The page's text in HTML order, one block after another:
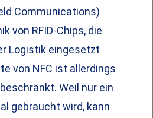
Communications)
von RFID-Chips, die
Logistik eingesetzt
von NFC ist allerdings
Weil nur ein
gebraucht wird, kann